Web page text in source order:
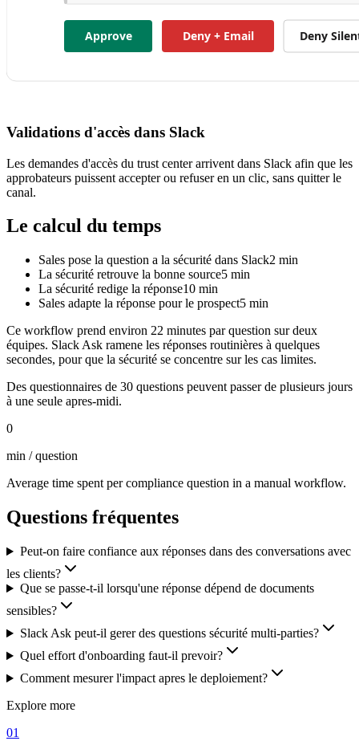
Validations d'accès dans Slack
Les demandes d'accès du trust center arrivent dans Slack afin que les
approbateurs puissent accepter ou refuser en un clic, sans quitter le
canal.
Le calcul du temps
Sales pose la question a la sécurité dans Slack2 min
La sécurité retrouve la bonne source5 min
La sécurité redige la réponse10 min
Sales adapte la réponse pour le prospect5 min
Ce workflow prend environ 22 minutes par question sur deux
équipes. Slack Ask ramene les réponses routinières à quelques
secondes, pour que la sécurité se concentre sur les cas limites.
Des questionnaires de 30 questions peuvent passer de plusieurs jours
à une seule apres-midi.
0
min / question
Average time spent per compliance question in a manual workflow.
Questions fréquentes
Peut-on faire confiance aux réponses dans des conversations avec
les clients?
Que se passe-t-il lorsqu'une réponse dépend de documents
sensibles?
Slack Ask peut-il gerer des questions sécurité multi-parties?
Quel effort d'onboarding faut-il prevoir?
Comment mesurer l'impact apres le deploiement?
Explore more
01